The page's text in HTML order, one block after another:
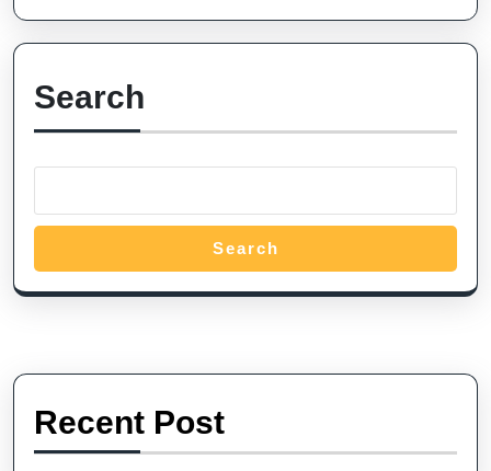
Search
Search
Recent Post